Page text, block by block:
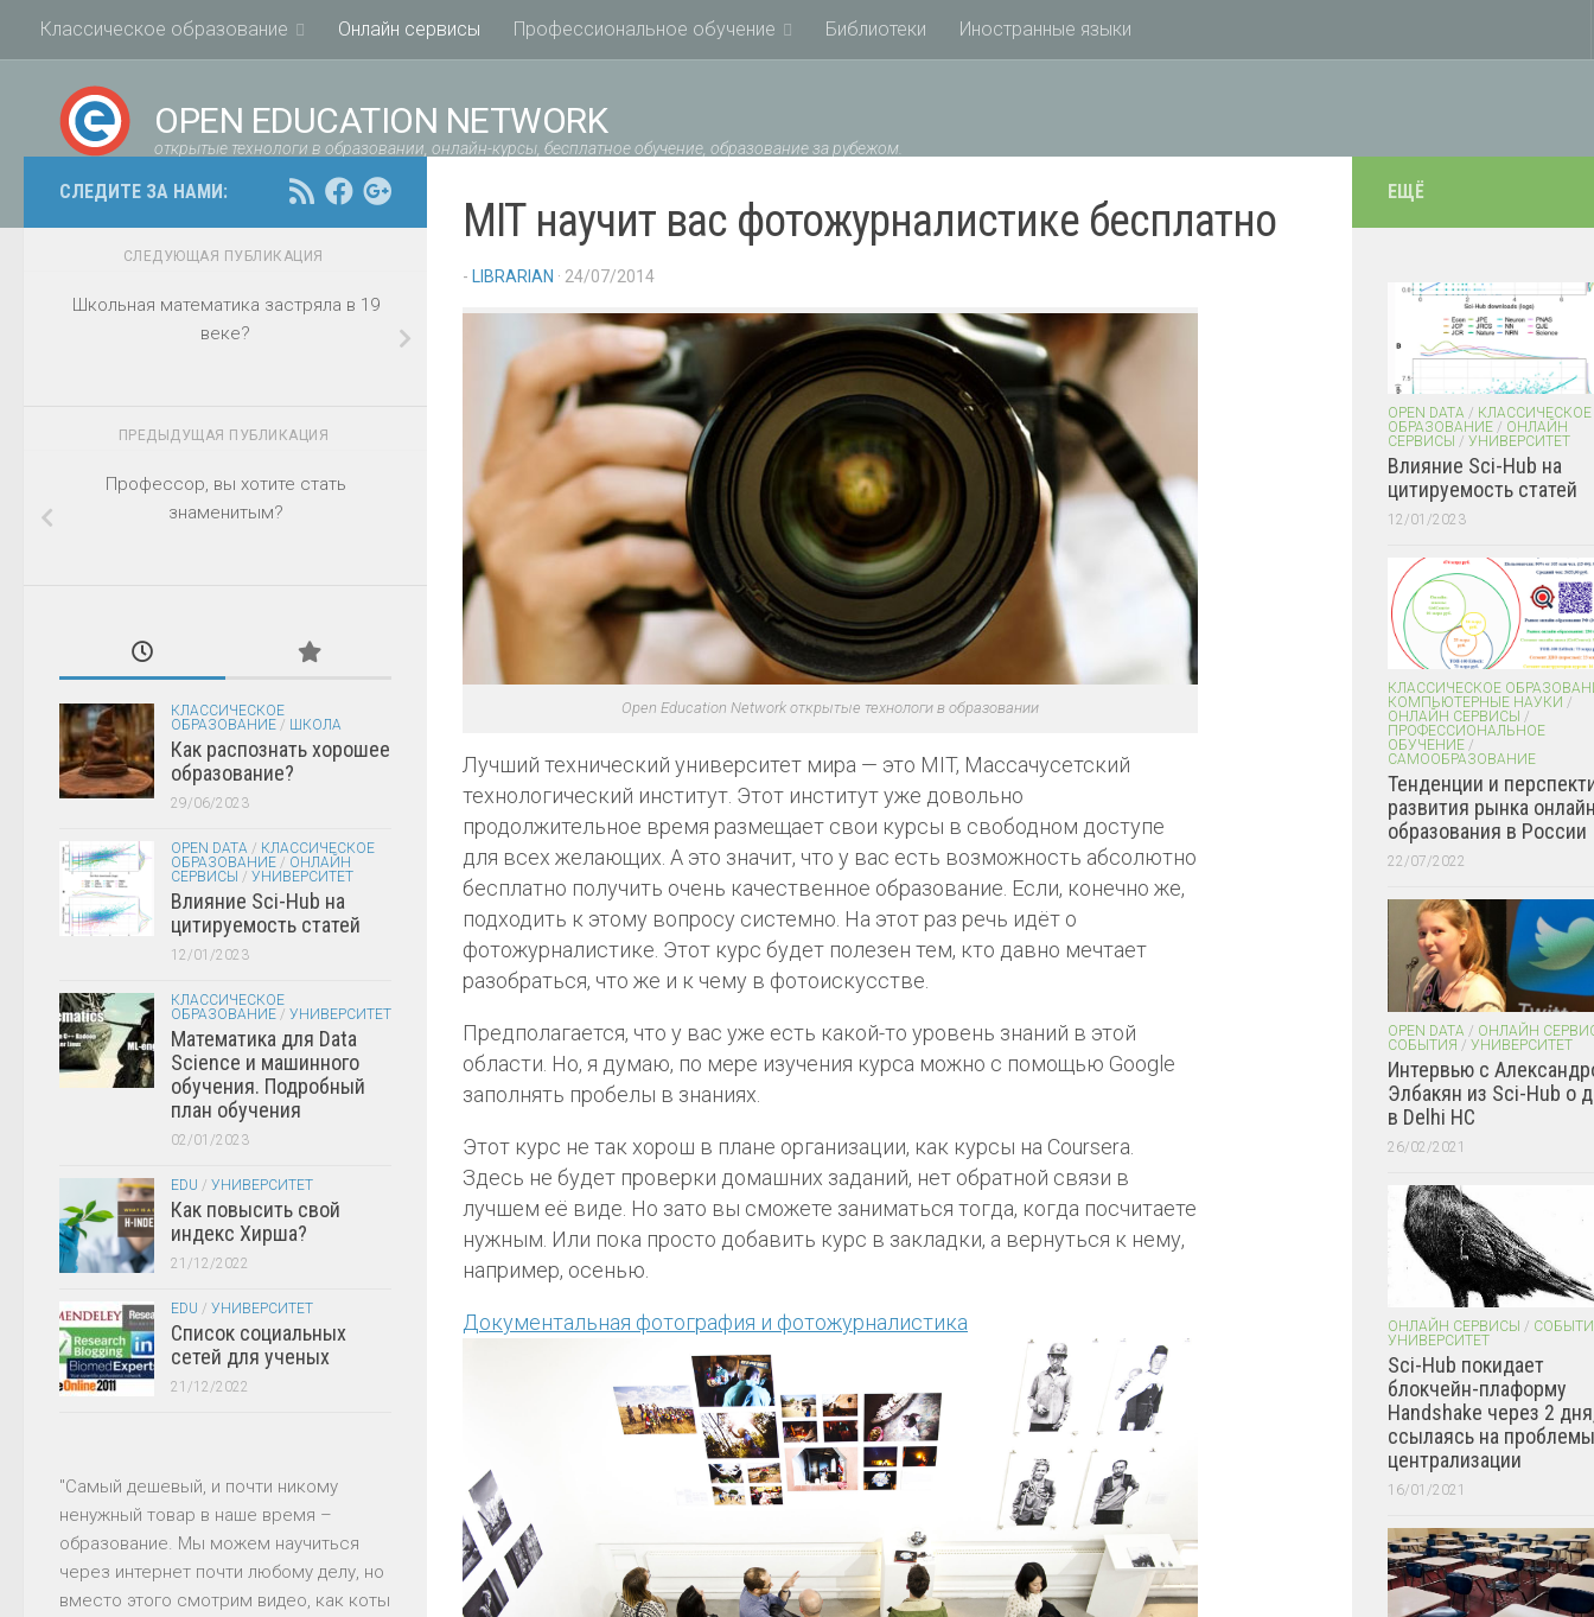
Классическое образование Онлайн сервисы Профессиональное обучение Библиотеки Иностранные языки
OPEN EDUCATION NETWORK
открытые технологи в образовании, онлайн-курсы, бесплатное обучение, образование за рубежом.
MIT научит вас фотожурналистике бесплатно
- LIBRARIAN · 24/07/2014
Open Education Network открытые технологи в образовании
Лучший технический университет мира — это MIT, Массачусетский
технологический институт. Этот институт уже довольно
продолжительное время размещает свои курсы в свободном доступе
для всех желающих. А это значит, что у вас есть возможность абсолютно
бесплатно получить очень качественное образование. Если, конечно же,
подходить к этому вопросу системно. На этот раз речь идёт о
фотожурналистике. Этот курс будет полезен тем, кто давно мечтает
разобраться, что же и к чему в фотоискусстве.
Предполагается, что у вас уже есть какой-то уровень знаний в этой
области. Но, я думаю, по мере изучения курса можно с помощью Google
заполнять пробелы в знаниях.
Этот курс не так хорош в плане организации, как курсы на Coursera.
Здесь не будет проверки домашних заданий, нет обратной связи в
лучшем её виде. Но зато вы сможете заниматься тогда, когда посчитаете
нужным. Или пока просто добавить курс в закладки, а вернуться к нему,
например, осенью.
Документальная фотография и фотожурналистика
СЛЕДИТЕ ЗА НАМИ:
СЛЕДУЮЩАЯ ПУБЛИКАЦИЯ
Школьная математика застряла в 19
веке?
ПРЕДЫДУЩАЯ ПУБЛИКАЦИЯ
Профессор, вы хотите стать
знаменитым?
КЛАССИЧЕСКОЕ
ОБРАЗОВАНИЕ / ШКОЛА
Как распознать хорошее
образование?
29/06/2023
OPEN DATA / КЛАССИЧЕСКОЕ
ОБРАЗОВАНИЕ / ОНЛАЙН
СЕРВИСЫ / УНИВЕРСИТЕТ
Влияние Sci-Hub на
цитируемость статей
12/01/2023
КЛАССИЧЕСКОЕ
ОБРАЗОВАНИЕ / УНИВЕРСИТЕТ
Математика для Data
Science и машинного
обучения. Подробный
план обучения
02/01/2023
EDU / УНИВЕРСИТЕТ
Как повысить свой
индекс Хирша?
21/12/2022
EDU / УНИВЕРСИТЕТ
Список социальных
сетей для ученых
21/12/2022
"Самый дешевый, и почти никому
ненужный товар в наше время –
образование. Мы можем научиться
через интернет почти любому делу, но
вместо этого смотрим видео, как коты
ЕЩЁ
OPEN DATA / КЛАССИЧЕСКОЕ
ОБРАЗОВАНИЕ / ОНЛАЙН
СЕРВИСЫ / УНИВЕРСИТЕТ
Влияние Sci-Hub на
цитируемость статей
12/01/2023
КЛАССИЧЕСКОЕ
КОМПЬЮТЕРНЫЕ НАУКИ /
ОНЛАЙН СЕРВИСЫ /
ПРОФЕССИОНАЛЬНОЕ
ОБУЧЕНИЕ /
САМООБРАЗОВАНИЕ
Тенденции и
развития рынка
образования в России
22/07/2022
OPEN DATA / ОНЛАЙН
СОБЫТИЯ / УНИВЕРСИТЕТ
Интервью с
Элбакян из Sci-Hub о
в Delhi HC
26/02/2021
ОНЛАЙН СЕРВИСЫ /
УНИВЕРСИТЕТ
Sci-Hub покидает
блокчейн-плаформу
Handshake через 2
ссылаясь на проблемы
централизации
16/01/2021